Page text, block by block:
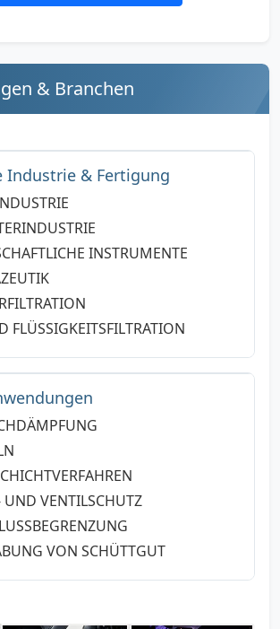
& Branchen
Industrie & Fertigung
INSTRUMENTE
FLÜSSIGKEITSFILTRATION
UND VENTILSCHUTZ
VON SCHÜTTGUT